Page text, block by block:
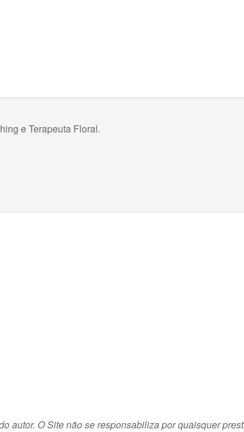
e Terapeuta Floral.
autor. O Site não se responsabiliza por quaisquer